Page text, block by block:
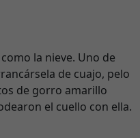
la nieve. Uno de
de cuajo, pelo
de gorro amarillo
el cuello con ella.